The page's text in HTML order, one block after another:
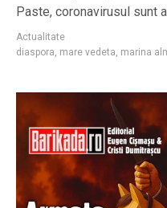
Paste, coronavirusul sunt
Actualitate
diaspora, mare vedeta, marina